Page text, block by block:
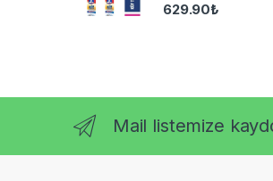
629.90₺
Mail listemize